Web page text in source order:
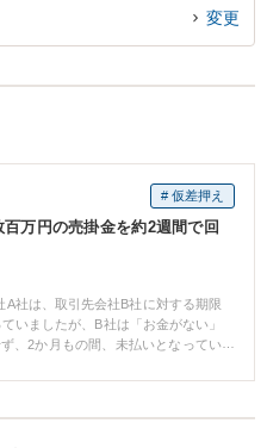
変更
# 仮差押え
万円の売掛金を約2週間で回
A社は、取引先会社B社に対する期限
いましたが、B社は「お金がない」
、2か月もの間、未払いとなってい
売掛金の支払いがされる予定でし